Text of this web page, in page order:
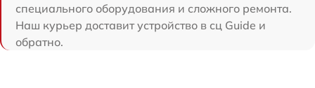
специального оборудования и сложного ремонта.
Наш курьер доставит устройство в сц Guide и
обратно.